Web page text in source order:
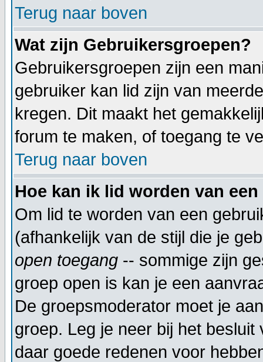
Terug naar boven
Wat zijn Gebruikersgroepen?
Gebruikersgroepen zijn een
gebruiker kan lid zijn van
kregen. Dit maakt het
forum te maken, of toegang te
Terug naar boven
Hoe kan ik lid worden van
Om lid te worden van een
(afhankelijk van de stijl die je
open toegang -- sommige zijn
groep open is kan je een
De groepsmoderator moet je
groep. Leg je neer bij het
daar goede redenen voor